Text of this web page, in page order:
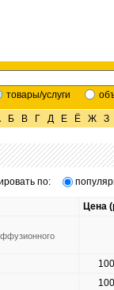
товары/услуги
Б В Г Д Е Ё Ж З
по:
Цена